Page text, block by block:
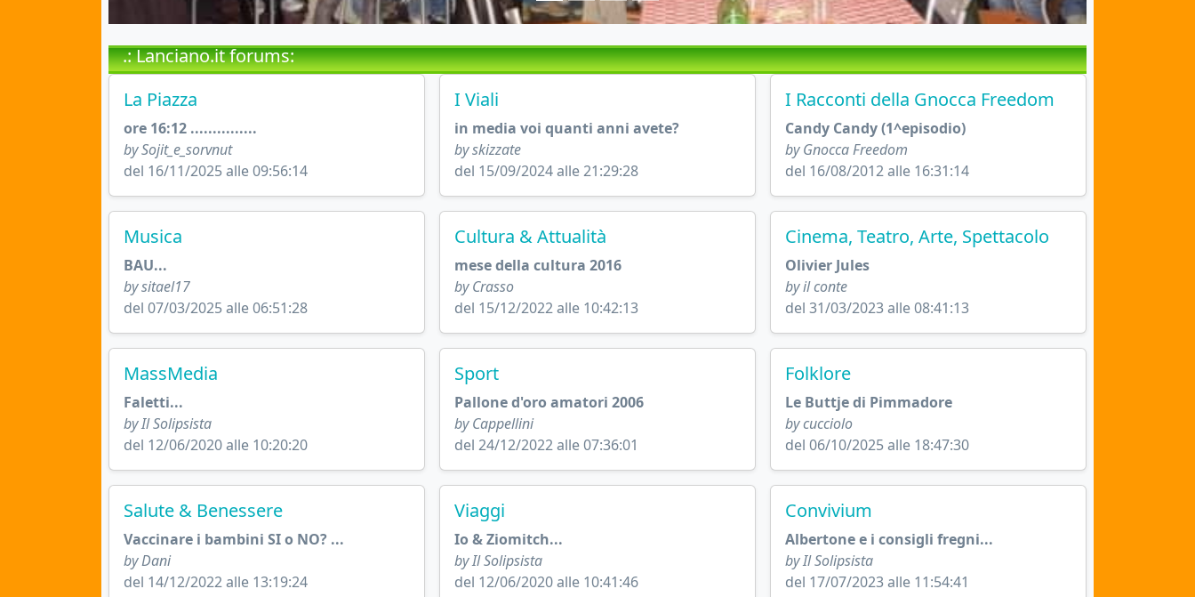
.: Lanciano.it forums:
La Piazza
ore 16:12 ...............
by Sojit_e_sorvnut
del 16/11/2025 alle 09:56:14
I Viali
in media voi quanti anni avete?
by skizzate
del 15/09/2024 alle 21:29:28
I Racconti della Gnocca Freedom
Candy Candy (1^episodio)
by Gnocca Freedom
del 16/08/2012 alle 16:31:14
Musica
BAU...
by sitael17
del 07/03/2025 alle 06:51:28
Cultura & Attualità
mese della cultura 2016
by Crasso
del 15/12/2022 alle 10:42:13
Cinema, Teatro, Arte, Spettacolo
Olivier Jules
by il conte
del 31/03/2023 alle 08:41:13
MassMedia
Faletti...
by Il Solipsista
del 12/06/2020 alle 10:20:20
Sport
Pallone d'oro amatori 2006
by Cappellini
del 24/12/2022 alle 07:36:01
Folklore
Le Buttje di Pimmadore
by cucciolo
del 06/10/2025 alle 18:47:30
Salute & Benessere
Vaccinare i bambini SI o NO? ...
by Dani
del 14/12/2022 alle 13:19:24
Viaggi
Io & Ziomitch...
by Il Solipsista
del 12/06/2020 alle 10:41:46
Convivium
Albertone e i consigli fregni...
by Il Solipsista
del 17/07/2023 alle 11:54:41